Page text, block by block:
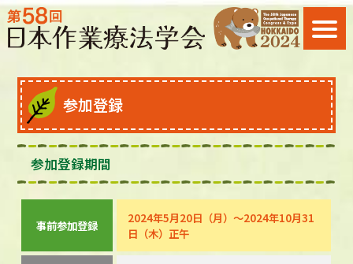
参加登録
参加登録期間
事前参加登録
2024年5月20日（月）～2024年10月31
日（木）正午